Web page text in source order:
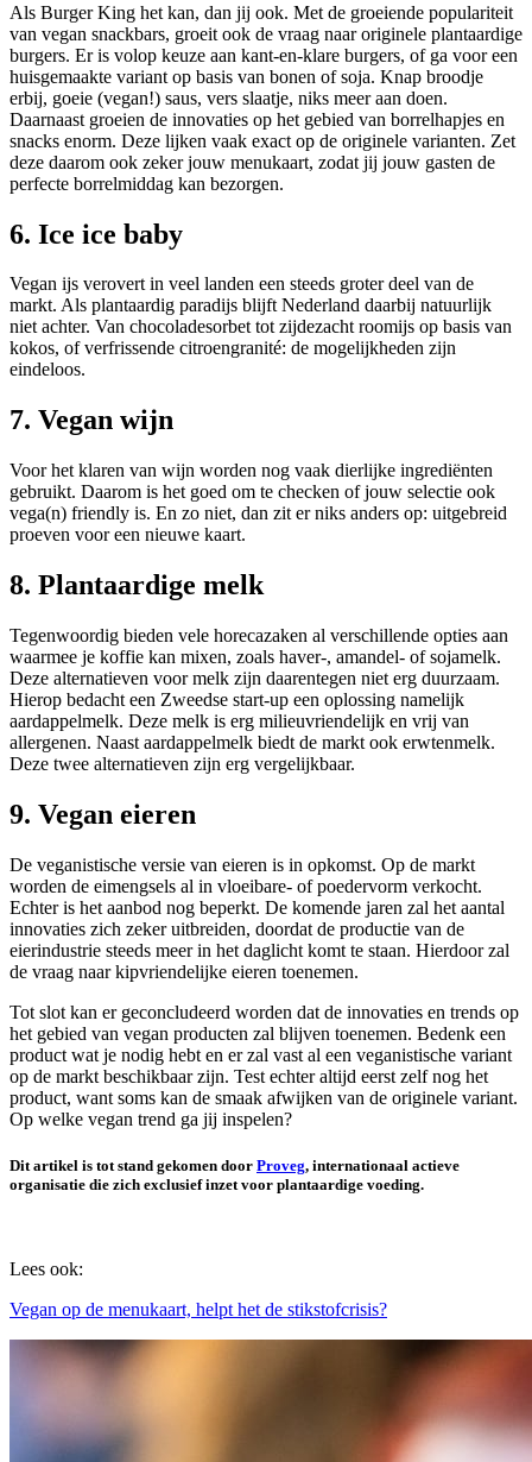
Als Burger King het kan, dan jij ook. Met de groeiende populariteit
van vegan snackbars, groeit ook de vraag naar originele plantaardige
burgers. Er is volop keuze aan kant-en-klare burgers, of ga voor een
huisgemaakte variant op basis van bonen of soja. Knap broodje
erbij, goeie (vegan!) saus, vers slaatje, niks meer aan doen.
Daarnaast groeien de innovaties op het gebied van borrelhapjes en
snacks enorm. Deze lijken vaak exact op de originele varianten. Zet
deze daarom ook zeker jouw menukaart, zodat jij jouw gasten de
perfecte borrelmiddag kan bezorgen.
6. Ice ice baby
Vegan ijs verovert in veel landen een steeds groter deel van de
markt. Als plantaardig paradijs blijft Nederland daarbij natuurlijk
niet achter. Van chocoladesorbet tot zijdezacht roomijs op basis van
kokos, of verfrissende citroengranité: de mogelijkheden zijn
eindeloos.
7. Vegan wijn
Voor het klaren van wijn worden nog vaak dierlijke ingrediënten
gebruikt. Daarom is het goed om te checken of jouw selectie ook
vega(n) friendly is. En zo niet, dan zit er niks anders op: uitgebreid
proeven voor een nieuwe kaart.
8. Plantaardige melk
Tegenwoordig bieden vele horecazaken al verschillende opties aan
waarmee je koffie kan mixen, zoals haver-, amandel- of sojamelk.
Deze alternatieven voor melk zijn daarentegen niet erg duurzaam.
Hierop bedacht een Zweedse start-up een oplossing namelijk
aardappelmelk. Deze melk is erg milieuvriendelijk en vrij van
allergenen. Naast aardappelmelk biedt de markt ook erwtenmelk.
Deze twee alternatieven zijn erg vergelijkbaar.
9. Vegan eieren
De veganistische versie van eieren is in opkomst. Op de markt
worden de eimengsels al in vloeibare- of poedervorm verkocht.
Echter is het aanbod nog beperkt. De komende jaren zal het aantal
innovaties zich zeker uitbreiden, doordat de productie van de
eierindustrie steeds meer in het daglicht komt te staan. Hierdoor zal
de vraag naar kipvriendelijke eieren toenemen.
Tot slot kan er geconcludeerd worden dat de innovaties en trends op
het gebied van vegan producten zal blijven toenemen. Bedenk een
product wat je nodig hebt en er zal vast al een veganistische variant
op de markt beschikbaar zijn. Test echter altijd eerst zelf nog het
product, want soms kan de smaak afwijken van de originele variant.
Op welke vegan trend ga jij inspelen?
Dit artikel is tot stand gekomen door Proveg, internationaal actieve
organisatie die zich exclusief inzet voor plantaardige voeding.
Lees ook:
Vegan op de menukaart, helpt het de stikstofcrisis?